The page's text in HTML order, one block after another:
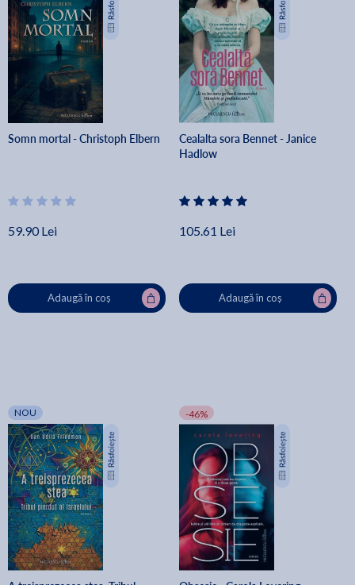
Somn mortal - Christoph Elbern
59.90 Lei
Adaugă în coș
Cealalta sora Bennet - Janice
Hadlow
105.61 Lei
Adaugă în coș
NOU -46%